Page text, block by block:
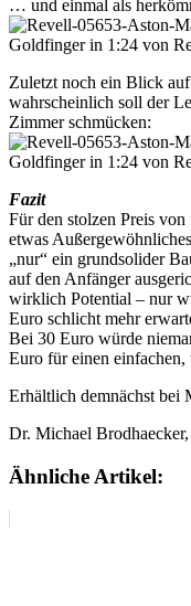
… und einmal als
Zuletzt noch ein Blick
wahrscheinlich soll der
Zimmer schmücken:
Fazit
Für den stolzen Preis
etwas
„nur“ ein grundsolider
auf den Anfänger
wirklich Potential – nur
Euro schlicht mehr
Bei 30 Euro würde
Euro für einen einfachen,
Erhältlich demnächst bei
Dr. Michael
Ähnliche Artikel: